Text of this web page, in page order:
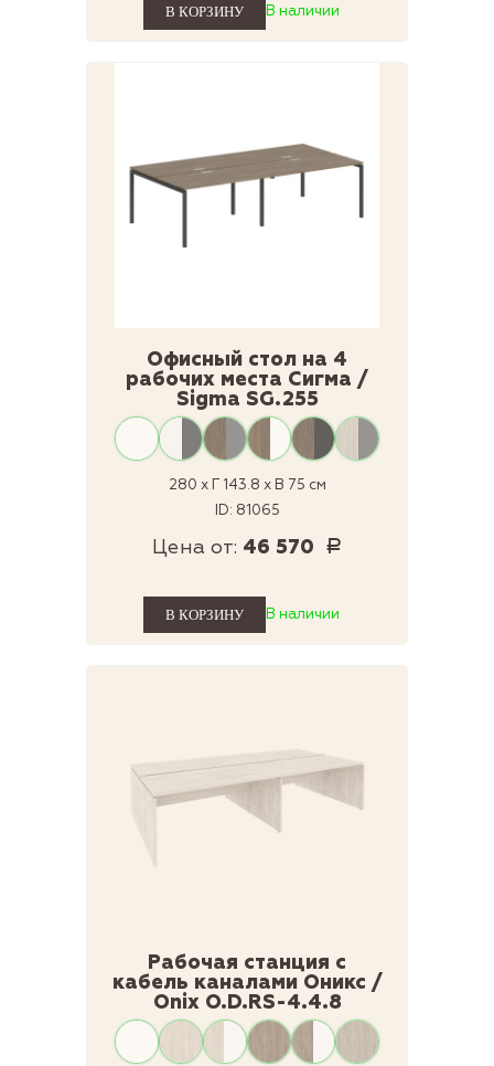
В наличии
Офисный стол на 4
рабочих места Сигма /
Sigma SG.255
280 x Г 143.8 x В 75 см
ID: 81065
Цена от: 46 570 Р
В наличии
Рабочая станция с
кабель каналами Оникс /
Onix O.D.RS-4.4.8